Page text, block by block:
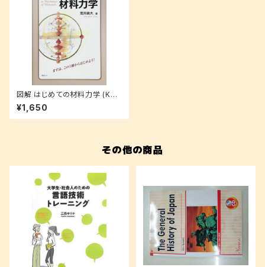
図解 はじめての材料力学 (KS
理工学専門書)
¥1,650
その他の商品